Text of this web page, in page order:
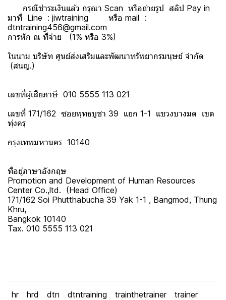
กรณีชำระเงินแล้ว กรุณา Scan หรือถ่ายรูป สลิป Pay in
มาที่ Line : jiwtraining หรือ mail :
dtntraining456@gmail.com
การหัก ณ ที่จ่าย (1% หรือ 3%)
ในนาม บริษัท ศูนย์ส่งเสริมและพัฒนาทรัพยากรมนุษย์ จำกัด
(สนญ.)
เลขที่ผู้เสียภาษี 010 5555 113 021
เลขที่ 171/162 ซอยพุทธบูชา 39 แยก 1-1 แขวงบางมด เขต
ทุ่งครุ
กรุงเทพมหานคร 10140
ที่อยู่ภาษาอังกฤษ
Promotion and Development of Human Resources
Center Co.,ltd. (Head Office)
171/162 Soi Phutthabucha 39 Yak 1-1 , Bangmod, Thung
Khru,
Bangkok 10140
Tax. 010 5555 113 021
hr hrd dtn dtntraining trainthetrainer trainer